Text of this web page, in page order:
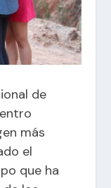
de
más
el
que ha